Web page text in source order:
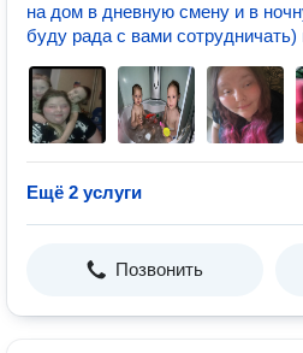
на дом в дневную смену и в
буду рада с вами
Ещё 2 услуги
Позвонить